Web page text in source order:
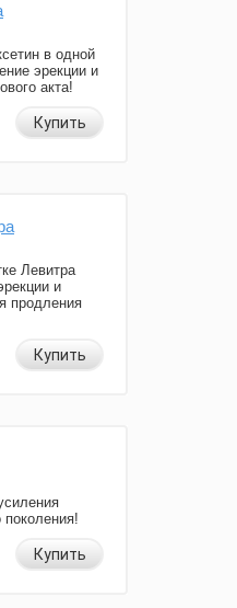
в одной
эрекции и
акта!
Купить
Левитра
и
продления
Купить
поколения!
Купить